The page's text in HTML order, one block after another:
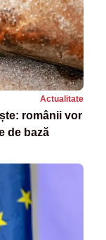
Actualitate
românii vor
de bază